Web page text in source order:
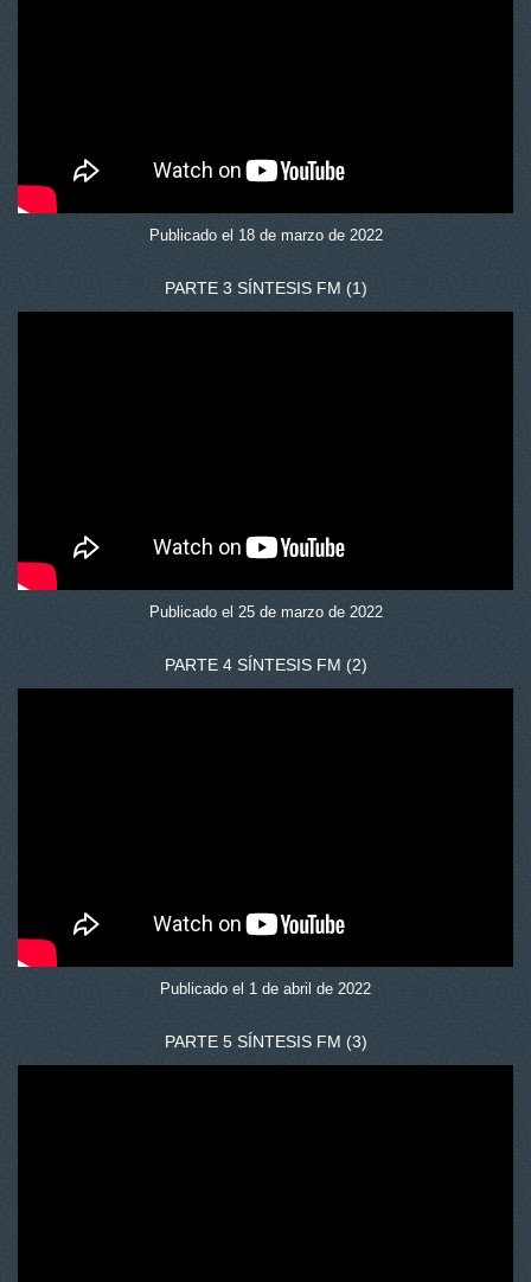
Publicado el 18 de marzo de 2022
PARTE 3 SÍNTESIS FM (1)
Publicado el 25 de marzo de 2022
PARTE 4 SÍNTESIS FM (2)
Publicado el 1 de abril de 2022
PARTE 5 SÍNTESIS FM (3)